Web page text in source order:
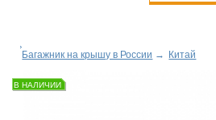
Багажник на крышу в России → Китай
В НАЛИЧИИ